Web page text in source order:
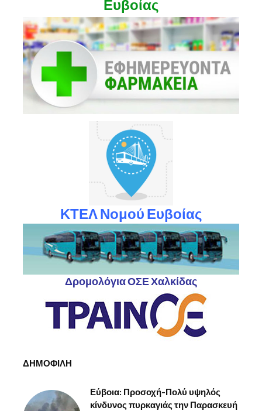
Ευβοίας
ΚΤΕΛ Νομού Ευβοίας
Δρομολόγια ΟΣΕ Χαλκίδας
ΔΗΜΟΦΙΛΗ
Εύβοια: Προσοχή-Πολύ υψηλός
κίνδυνος πυρκαγιάς την Παρασκευή